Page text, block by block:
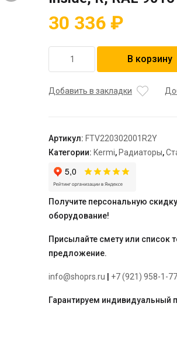
30 336 ₽
товара
FTV
Inside,
R,
RAL
9016
Kermi
В корзину
Добавить в закладки
Артикул: FTV220302001R2Y
Категории: Kermi, Радиаторы,
Получите персональную
оборудование!
Присылайте смету или список
предложение.
info@shoprs.ru +7 (921) 958-1-
Гарантируем